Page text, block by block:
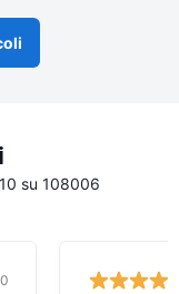
su 108006